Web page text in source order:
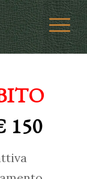
150